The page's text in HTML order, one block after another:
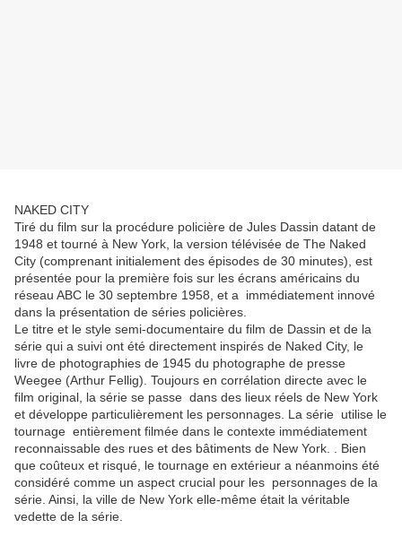
NAKED CITY
Tiré du film sur la procédure policière de Jules Dassin datant de
1948 et tourné à New York, la version télévisée de The Naked
City (comprenant initialement des épisodes de 30 minutes), est
présentée pour la première fois sur les écrans américains du
réseau ABC le 30 septembre 1958, et a immédiatement innové
dans la présentation de séries policières.
Le titre et le style semi-documentaire du film de Dassin et de la
série qui a suivi ont été directement inspirés de Naked City, le
livre de photographies de 1945 du photographe de presse
Weegee (Arthur Fellig). Toujours en corrélation directe avec le
film original, la série se passe dans des lieux réels de New York
et développe particulièrement les personnages. La série utilise le
tournage entièrement filmée dans le contexte immédiatement
reconnaissable des rues et des bâtiments de New York. . Bien
que coûteux et risqué, le tournage en extérieur a néanmoins été
considéré comme un aspect crucial pour les personnages de la
série. Ainsi, la ville de New York elle-même était la véritable
vedette de la série.